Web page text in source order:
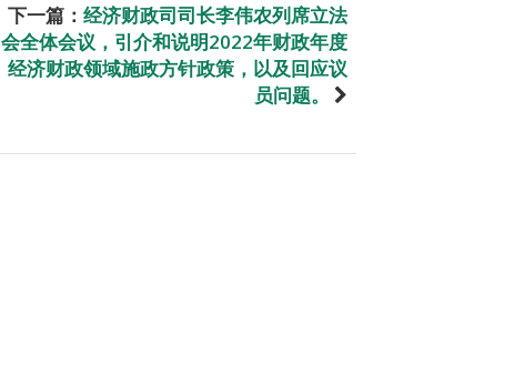
下一篇： 经济财政司司长李伟农列席立法
会全体会议，引介和说明2022年财政年度
经济财政领域施政方针政策，以及回应议
员问题。